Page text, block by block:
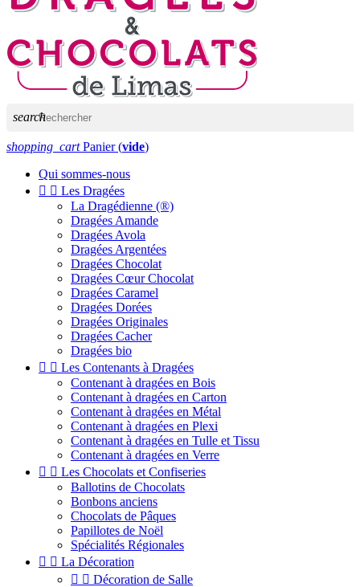
search
shopping_cart Panier (vide)
Qui sommes-nous
  Les Dragées
La Dragédienne (®)
Dragées Amande
Dragées Avola
Dragées Argentées
Dragées Chocolat
Dragées Cœur Chocolat
Dragées Caramel
Dragées Dorées
Dragées Originales
Dragées Cacher
Dragées bio
  Les Contenants à Dragées
Contenant à dragées en Bois
Contenant à dragées en Carton
Contenant à dragées en Métal
Contenant à dragées en Plexi
Contenant à dragées en Tulle et Tissu
Contenant à dragées en Verre
  Les Chocolats et Confiseries
Ballotins de Chocolats
Bonbons anciens
Chocolats de Pâques
Papillotes de Noël
Spécialités Régionales
  La Décoration
  Décoration de Salle